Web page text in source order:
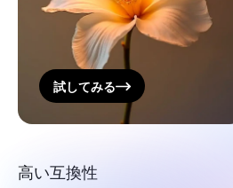
試してみる
高い互換性